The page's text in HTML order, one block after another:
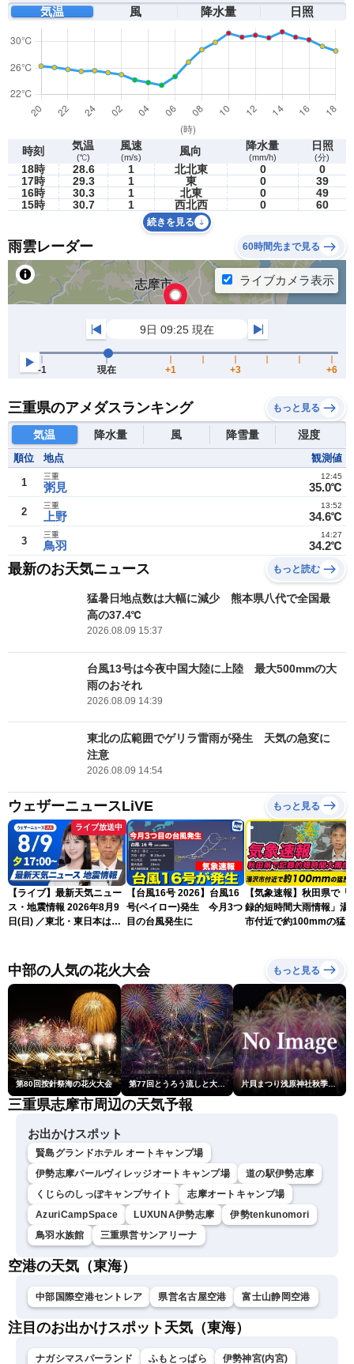
気温 風 降水量 日照
時刻 気温
(℃)
風速
(m/s) 風向 降水量
(mm/h)
日照
(分)
18時 28.6 1 北北東 0
0
17時
29.3 1 東 0
39
16時
30.3 1 北東 0
49
15時
30.7 1 西北西 0 60
続きを見る
雨雲レーダー 60時間先まで見る
三重県のアメダスランキング もっと見る
気温 降水量 風 降雪量 湿度
順位 地点 観測値
1 粥見
三重
35.0℃
12:45
2 上野
三重
34.6℃
13:52
3 鳥羽
三重
34.2℃
14:27
最新のお天気ニュース もっと読む
猛暑日地点数は大幅に減少 熊本県八代で全国最
高の37.4℃
2026.08.09 15:37
台風13号は今夜中国大陸に上陸 最大500mmの大
雨のおそれ
2026.08.09 14:39
東北の広範囲でゲリラ雷雨が発生 天気の急変に
注意
2026.08.09 14:54
ウェザーニュースLiVE もっと見る
ライブ放送中
【ライブ】最新天気ニュー
ス・地震情報 2026年8月9
日(日) ／東北・東日本は急
北美月／芳野達郎〉
【台風16号 2026】台風16
号(ペイロー)発生 今月3つ
目の台風発生に
【気象速報】秋田県で「
録的短時間大雨情報」湯
市付近で約100mmの猛烈
中部の人気の花火大会 もっと見る
第80回按針祭海の花火大会 第77回とうろう流しと大花火大会 片貝まつり浅原神社秋季例大祭奉納大煙火
三重県志摩市周辺の天気予報
お出かけスポット
賢島グランドホテル オートキャンプ場
伊勢志摩パールヴィレッジオートキャンプ場
道の駅伊勢志摩
くじらのしっぽキャンプサイト
志摩オートキャンプ場
AzuriCampSpace
LUXUNA伊勢志摩
伊勢tenkunomori
鳥羽水族館
三重県営サンアリーナ
空港の天気（東海）
中部国際空港セントレア 県営名古屋空港 富士山静岡空港
注目のお出かけスポット天気（東海）
ナガシマスパーランド ふもとっぱら 伊勢神宮(内宮)